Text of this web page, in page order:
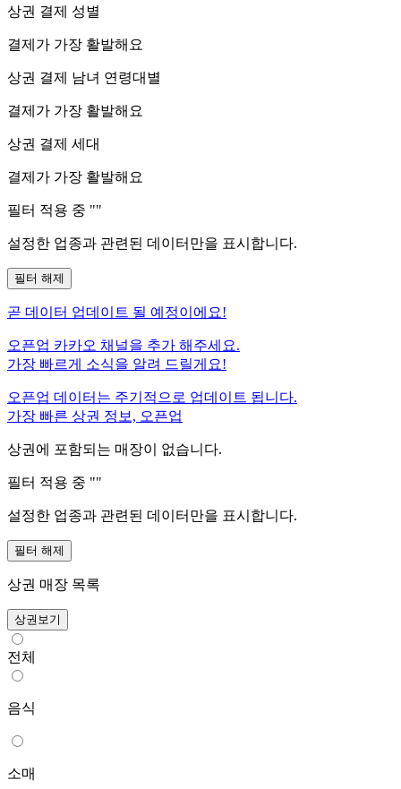
상권 결제 성별
결제가 가장 활발해요
상권 결제 남녀 연령대별
결제가 가장 활발해요
상권 결제 세대
결제가 가장 활발해요
필터 적용 중 ""
설정한 업종과 관련된 데이터만을 표시합니다.
필터 해제
곧 데이터 업데이트 될 예정이에요!
오픈업 카카오 채널을 추가 해주세요.
가장 빠르게 소식을 알려 드릴게요!
오픈업 데이터는 주기적으로 업데이트 됩니다.
가장 빠른 상권 정보, 오픈업
상권에 포함되는 매장이 없습니다.
필터 적용 중 ""
설정한 업종과 관련된 데이터만을 표시합니다.
필터 해제
상권 매장 목록
상권보기
전체
음식
소매